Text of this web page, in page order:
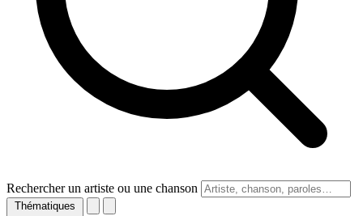
Rechercher un artiste ou une chanson
Thématiques